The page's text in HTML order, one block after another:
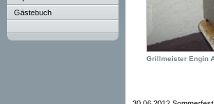
Gästebuch
Grillmeister Engin